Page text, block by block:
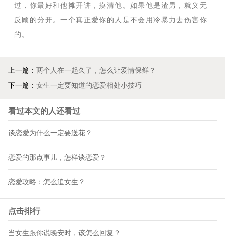
过，你最好和他摊开讲，摸清他。如果他是渣男，就义无
反顾的分开。一个真正爱你的人是不会用冷暴力去伤害你
的。
上一篇： 两个人在一起久了，怎么让爱情保鲜？
下一篇： 女生一定要知道的恋爱相处小技巧
看过本文的人还看过
谈恋爱为什么一定要送花？
恋爱的那点事儿，怎样谈恋爱？
恋爱攻略：怎么追女生？
点击排行
当女生跟你说晚安时，该怎么回复？